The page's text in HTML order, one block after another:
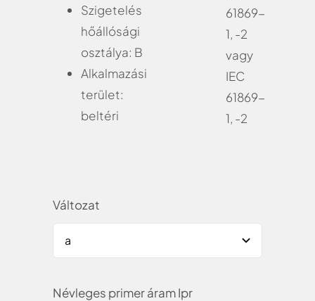
Szigetelés
hőállósági
osztálya: B
Alkalmazási
terület:
beltéri
61869-
1, -2
vagy
IEC
61869-
1, -2
Változat
Névleges primer áram Ipr